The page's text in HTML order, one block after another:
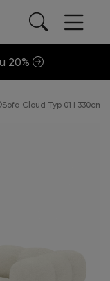
20%
Cloud Typ 01 I 330cm